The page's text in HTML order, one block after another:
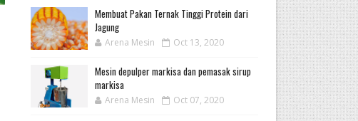
Membuat Pakan Ternak Tinggi Protein dari
Jagung
Arena Mesin Oct 13, 2020
Mesin depulper markisa dan pemasak sirup
markisa
Arena Mesin Oct 07, 2020